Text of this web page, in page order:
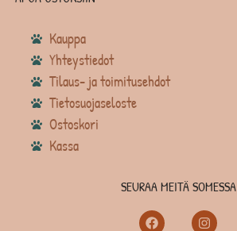
Kauppa
Yhteystiedot
Tilaus- ja toimitusehdot
Tietosuojaseloste
Ostoskori
Kassa
SEURAA MEITÄ SOMESSA